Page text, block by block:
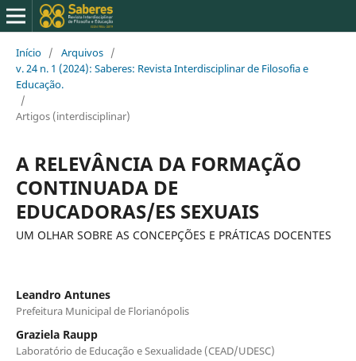
Início / Arquivos /
v. 24 n. 1 (2024): Saberes: Revista Interdisciplinar de Filosofia e
Educação.
/
Artigos (interdisciplinar)
A RELEVÂNCIA DA FORMAÇÃO
CONTINUADA DE
EDUCADORAS/ES SEXUAIS
UM OLHAR SOBRE AS CONCEPÇÕES E PRÁTICAS DOCENTES
Leandro Antunes
Prefeitura Municipal de Florianópolis
Graziela Raupp
Laboratório de Educação e Sexualidade (CEAD/UDESC)